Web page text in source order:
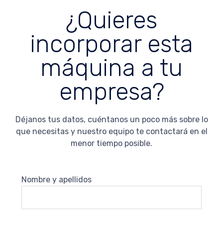
¿Quieres
incorporar esta
máquina a tu
empresa?
Déjanos tus datos, cuéntanos un poco más sobre lo
que necesitas y nuestro equipo te contactará en el
menor tiempo posible.
Nombre y apellidos